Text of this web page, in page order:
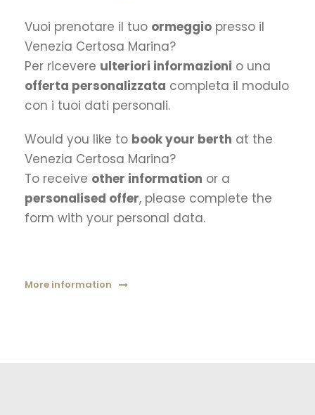
Vuoi prenotare il tuo ormeggio presso il
Venezia Certosa Marina?
Per ricevere ulteriori informazioni o una
offerta personalizzata completa il modulo
con i tuoi dati personali.
Would you like to book your berth at the
Venezia Certosa Marina?
To receive other information or a
personalised offer, please complete the
form with your personal data.
More information